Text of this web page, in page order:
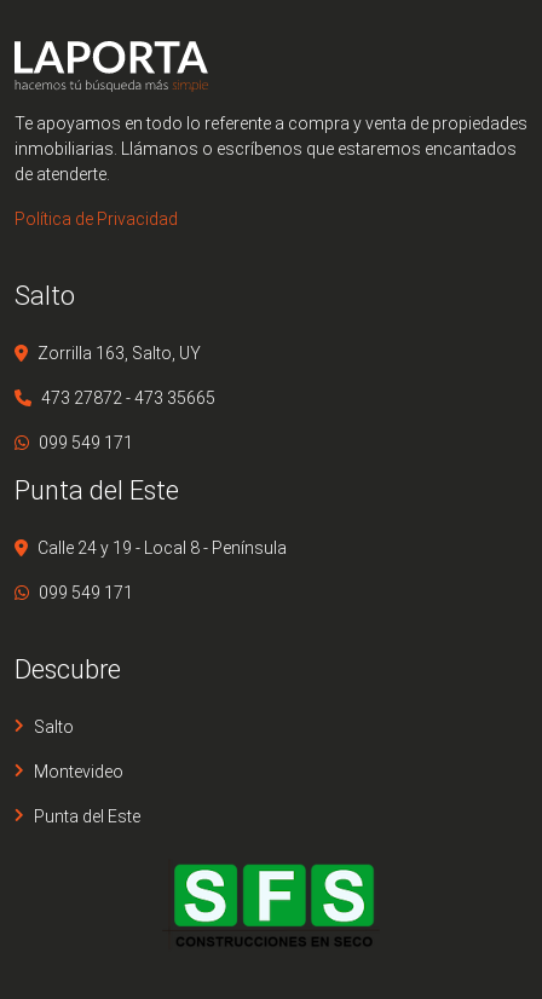
Te apoyamos en todo lo referente a compra y venta de propiedades
inmobiliarias. Llámanos o escríbenos que estaremos encantados
de atenderte.
Política de Privacidad
Salto
Zorrilla 163, Salto, UY
473 27872 - 473 35665
099 549 171
Punta del Este
Calle 24 y 19 - Local 8 - Península
099 549 171
Descubre
Salto
Montevideo
Punta del Este